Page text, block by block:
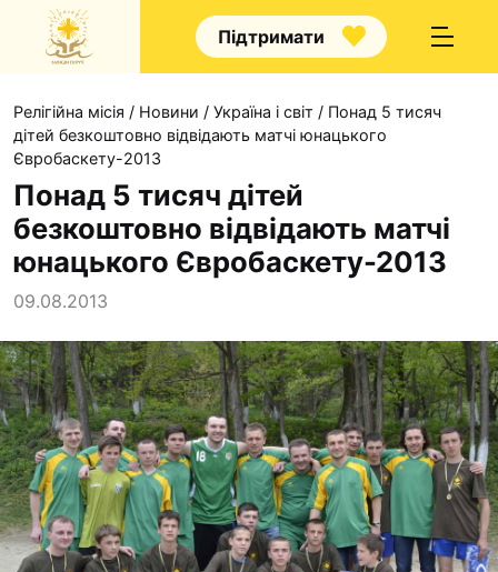
Підтримати
Про нас
Капелани
Наші напрямки
Наш покровитель
Контакти
Проекти
Футбольна команда
Кулінарний гурток
Релігійна місія / Новини / Україна і світ / Понад 5 тисяч
дітей безкоштовно відвідають матчі юнацького
Євробаскету-2013
Понад 5 тисяч дітей
безкоштовно відвідають матчі
юнацького Євробаскету-2013
09.08.2013